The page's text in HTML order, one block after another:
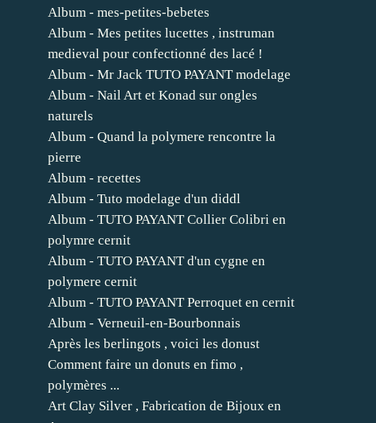
Album - mes-petites-bebetes
Album - Mes petites lucettes , instruman
medieval pour confectionné des lacé !
Album - Mr Jack TUTO PAYANT modelage
Album - Nail Art et Konad sur ongles
naturels
Album - Quand la polymere rencontre la
pierre
Album - recettes
Album - Tuto modelage d'un diddl
Album - TUTO PAYANT Collier Colibri en
polymre cernit
Album - TUTO PAYANT d'un cygne en
polymere cernit
Album - TUTO PAYANT Perroquet en cernit
Album - Verneuil-en-Bourbonnais
Après les berlingots , voici les donust
Comment faire un donuts en fimo ,
polymères ...
Art Clay Silver , Fabrication de Bijoux en